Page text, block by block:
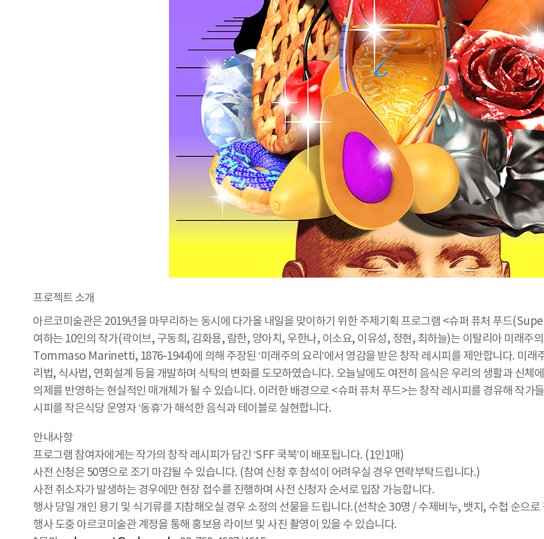
프로젝트 소개
아르코미술관은 2019년을 마무리하는 동시에 다가올 내일을 맞이하기 위한 주제기획 프로그램 <슈퍼 퓨처 푸드
여하는 10인의 작가(곽이브, 구동희, 김화용, 람한, 양아치, 우한나, 이소요, 이유성, 정현, 최하늘)는 이탈리아 미래
Tommaso Marinetti, 1876-1944)에 의해 주장된 ‘미래주의 요리’에서 영감을 받은 창작 레시피를 제안합니다. 미래
리법, 식사법, 연회설계 등을 개발하며 식탁의 변화를 도모하였습니다. 오늘날에도 여전히 음식은 우리의 생활과 신체
의제를 반영하는 현실적인 매개체가 될 수 있습니다. 이러한 배경으로 <슈퍼 퓨처 푸드>는 창작 레시피를 경유해 작가
시피를 작은식당 운영자 ‘동휴’가 해석한 음식과 테이블로 실현합니다.
안내사항
프로그램 참여자에게는 작가의 창작 레시피가 담긴 ‘SFF 쿡북’이 배포됩니다. (1인1매)
사전 신청은 50명으로 조기 마감될 수 있습니다. (참여 신청 후 참석이 어려우실 경우 연락부탁드립니다.)
사전 취소자가 발생하는 경우에만 현장 접수를 진행하며 사전 신청자 순서로 입장 가능합니다.
행사 당일 개인 용기 및 식기류를 지참해오실 경우 소정의 선물을 드립니다.(선착순 30명 / 수제비누, 뱃지, 수첩 순으로
행사 도중 아르코미술관 계정을 통해 홍보용 라이브 및 사진 촬영이 있을 수 있습니다.